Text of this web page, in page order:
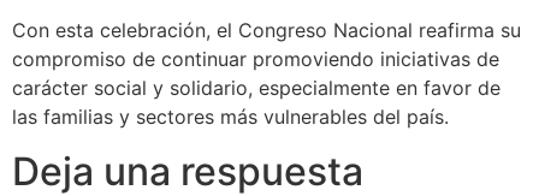
Con esta celebración, el Congreso Nacional reafirma su
compromiso de continuar promoviendo iniciativas de
carácter social y solidario, especialmente en favor de
las familias y sectores más vulnerables del país.
Deja una respuesta